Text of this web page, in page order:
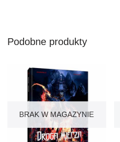
Podobne produkty
BRAK W MAGAZYNIE